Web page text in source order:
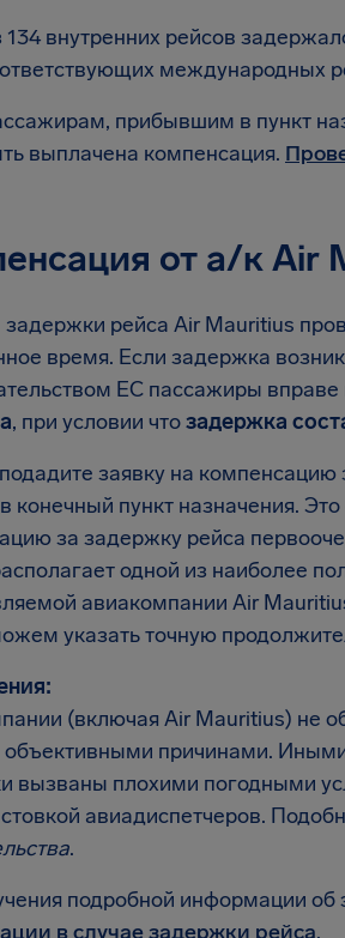
134 внутренних рейсов
международных
прибывшим в пункт
выплачена компенсация.
от а/к Air
задержки рейса Air Mauritius
время. Если задержка
ЕС пассажиры вправе
, при условии чтозадержка
заявку на
конечный пункт назначения.
за задержку рейса
одной из наиболее
авиакомпании Air
указать точную
(включая Air Mauritius) не
причинами.
вызваны плохими погодными
авиадиспетчеров.
.
подробной информации об
в случае задержки рейса.